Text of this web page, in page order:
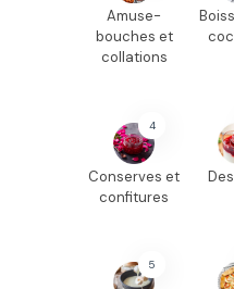
Amuse-
bouches et
collations
4
Conserves et
confitures
5